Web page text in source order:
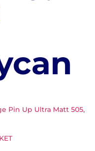
Pin Up Ultra Matt 505,